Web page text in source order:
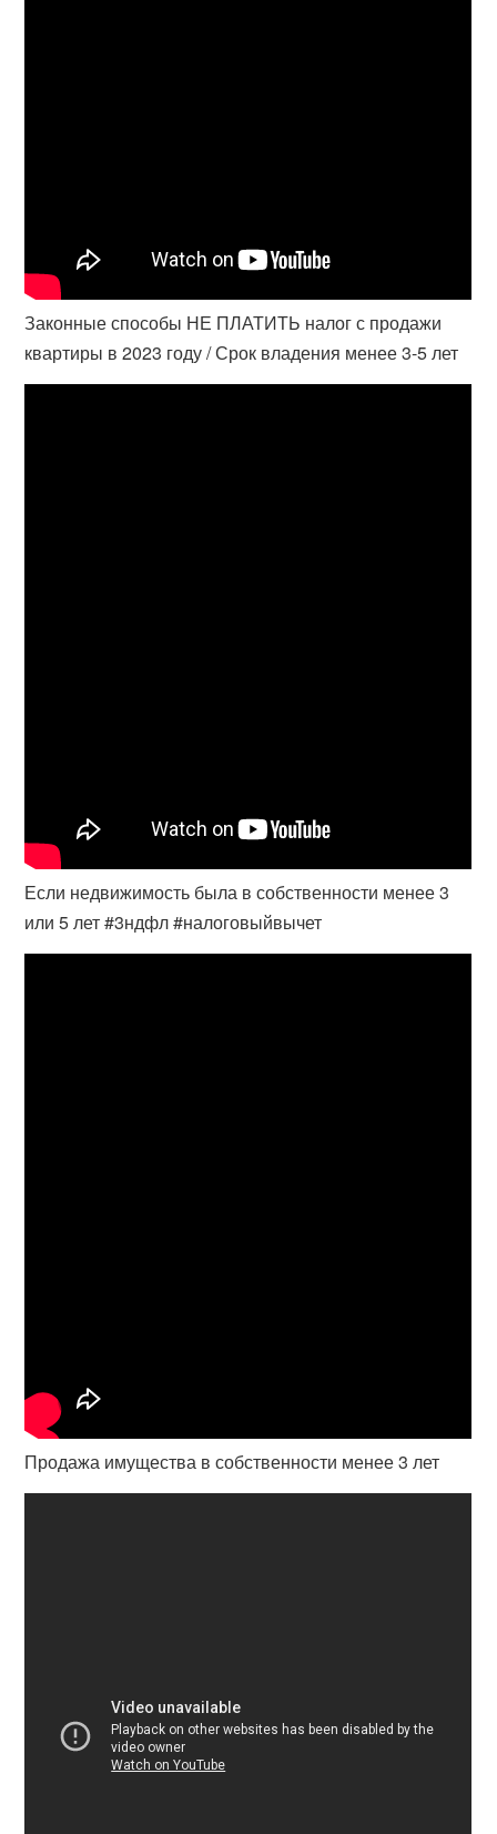
Законные способы НЕ ПЛАТИТЬ налог с продажи
квартиры в 2023 году / Срок владения менее 3-5 лет
Если недвижимость была в собственности менее 3
или 5 лет #3ндфл #налоговыйвычет
Продажа имущества в собственности менее 3 лет